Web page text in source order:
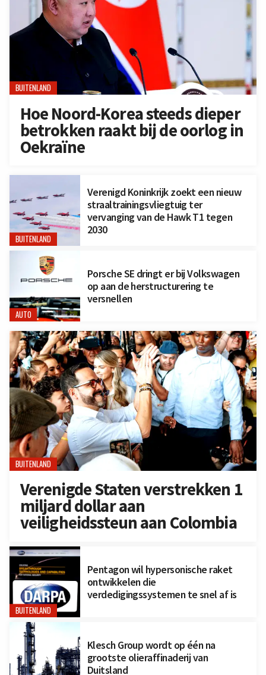
BUITENLAND
Hoe Noord-Korea steeds dieper
betrokken raakt bij de oorlog in
Oekraïne
BUITENLAND
Verenigd Koninkrijk zoekt een nieuw
straaltrainingsvliegtuig ter
vervanging van de Hawk T1 tegen
2030
AUTO
Porsche SE dringt er bij Volkswagen
op aan de herstructurering te
versnellen
BUITENLAND
Verenigde Staten verstrekken 1
miljard dollar aan
veiligheidssteun aan Colombia
BUITENLAND
Pentagon wil hypersonische raket
ontwikkelen die
verdedigingssystemen te snel af is
Klesch Group wordt op één na
grootste olieraffinaderij van
Duitsland